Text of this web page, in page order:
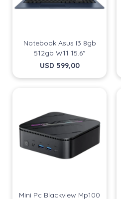
Notebook Asus I3 8gb
512gb W11 15.6"
USD 599,00
Mini Pc Blackview Mp100